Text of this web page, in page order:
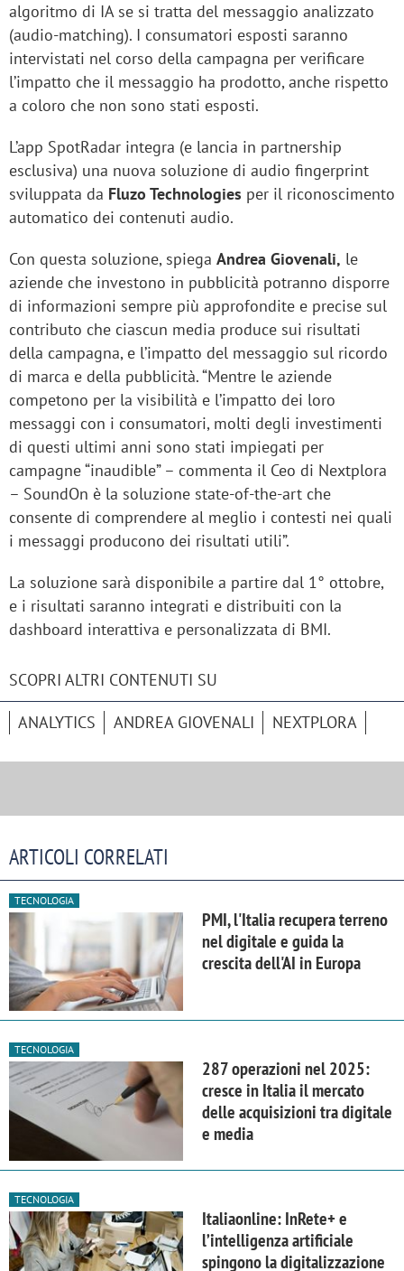
algoritmo di IA se si tratta del messaggio analizzato
(audio-matching). I consumatori esposti saranno
intervistati nel corso della campagna per verificare
l’impatto che il messaggio ha prodotto, anche rispetto
a coloro che non sono stati esposti.
L’app SpotRadar integra (e lancia in partnership
esclusiva) una nuova soluzione di audio fingerprint
sviluppata da Fluzo Technologies per il riconoscimento
automatico dei contenuti audio.
Con questa soluzione, spiega Andrea Giovenali, le
aziende che investono in pubblicità potranno disporre
di informazioni sempre più approfondite e precise sul
contributo che ciascun media produce sui risultati
della campagna, e l’impatto del messaggio sul ricordo
di marca e della pubblicità. “Mentre le aziende
competono per la visibilità e l’impatto dei loro
messaggi con i consumatori, molti degli investimenti
di questi ultimi anni sono stati impiegati per
campagne “inaudible” – commenta il Ceo di Nextplora
– SoundOn è la soluzione state-of-the-art che
consente di comprendere al meglio i contesti nei quali
i messaggi producono dei risultati utili”.
La soluzione sarà disponibile a partire dal 1° ottobre,
e i risultati saranno integrati e distribuiti con la
dashboard interattiva e personalizzata di BMI.
SCOPRI ALTRI CONTENUTI SU
ANALYTICS ANDREA GIOVENALI NEXTPLORA
ARTICOLI CORRELATI
TECNOLOGIA
PMI, l'Italia recupera terreno
nel digitale e guida la
crescita dell'AI in Europa
TECNOLOGIA
287 operazioni nel 2025:
cresce in Italia il mercato
delle acquisizioni tra digitale
e media
TECNOLOGIA
Italiaonline: InRete+ e
l’intelligenza artificiale
spingono la digitalizzazione